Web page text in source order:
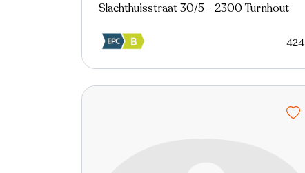
Slachthuisstraat 30/5 - 2300 Turnhout
424